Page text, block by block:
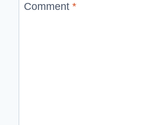
Comment *